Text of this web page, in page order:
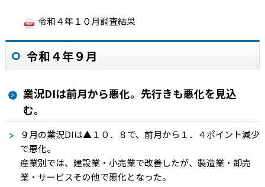
令和４年１０月調査結果
令和４年９月
業況DIは前月から悪化。先行きも悪化を見込
む。
９月の業況DIは▲１０．８で、前月から１．４ポイント減少
で悪化。
産業別では、建設業・小売業で改善したが、製造業・卸売
業・サービスその他で悪化となった。